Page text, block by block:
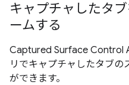
キャプチャしたタ
ームする
Captured Surface Control
リでキャプチャしたタブの
ができます。